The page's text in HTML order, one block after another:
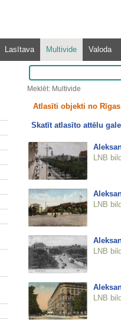
Lasītava Multivide Valoda
Meklēt: Multivide
Atlasīti objekti no
Skatīt atlasīto attēlu
LNB
LNB
LNB
LNB